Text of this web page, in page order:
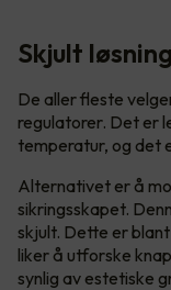
Skjult
De aller fleste
regulatorer. Det er
temperatur, og det
Alternativet er å
sikringsskapet.
skjult. Dette er
liker å utforske
synlig av estetiske